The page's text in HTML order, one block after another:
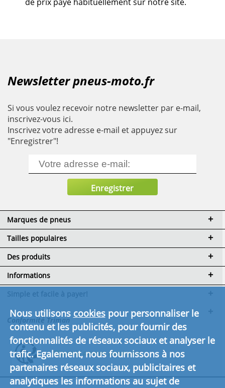
Newsletter pneus-moto.fr
Si vous voulez recevoir notre newsletter par e-mail,
inscrivez-vous ici.
Inscrivez votre adresse e-mail et appuyez sur
"Enregistrer"!
Marques de pneus
Tailles populaires
Des produits
Informations
et de livraison
Conformité Triman
Cliquez ici pour en savoir plus.
Nous utilisons cookiespour personnaliser le
contenu et les publicités, pour fournir des
fonctionnalités de réseaux sociaux et analyser le
trafic. Egalement, nous fournissons à nos
partenaires réseaux sociaux, publicitaires et
analytiques les informations au sujet de